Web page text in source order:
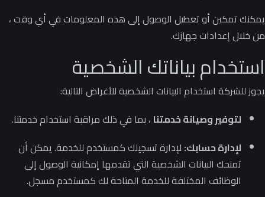
يمكنك تمكين أو تعطيل الوصول إلى هذه المعلومات في أي وقت ،
من خلال إعدادات جهازك.
استخدام بياناتك الشخصية
يجوز للشركة استخدام البيانات الشخصية للأغراض التالية:
لتوفير وصيانة خدمتنا ، بما في ذلك مراقبة استخدام خدمتنا.
لإدارة حسابك: لإدارة تسجيلك كمستخدم للخدمة.يمكن أن
تمنحك البيانات الشخصية التي تقدمها إمكانية الوصول إلى
الوظائف المختلفة للخدمة المتاحة لك كمستخدم مسجل.